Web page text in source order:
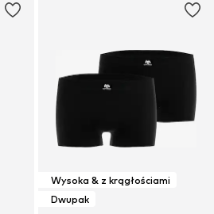
Wysoka & z krągłościami
Dwupak